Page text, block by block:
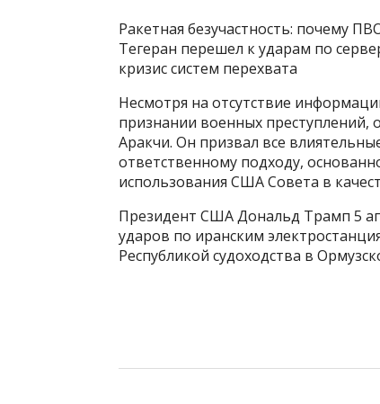
Ракетная безучастность: почему
Тегеран перешел к ударам по
кризис систем перехвата
Несмотря на отсутствие
признании военных
Аракчи. Он призвал все
ответственному подходу,
использования США Совета в
Президент США Дональд Трамп 5
ударов по иранским
Республикой судоходства в